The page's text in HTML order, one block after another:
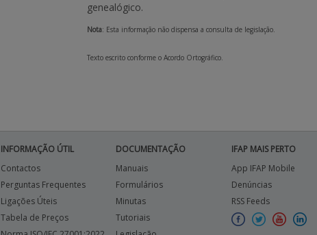
genealógico.
Nota: Esta informação não dispensa a consulta de legislação.
Texto escrito conforme o Acordo Ortográfico.
INFORMAÇÃO ÚTIL
Contactos
Perguntas Frequentes
Ligações Úteis
Tabela de Preços
DOCUMENTAÇÃO
Manuais
Formulários
Minutas
Tutoriais
IFAP MAIS PERTO
App IFAP Mobile
Denúncias
RSS Feeds